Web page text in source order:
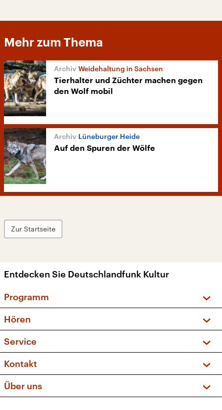
Mehr zum Thema
Weidehaltung in Sachsen
Tierhalter und Züchter machen gegen
den Wolf mobil
Lüneburger Heide
Auf den Spuren der Wölfe
Zur Startseite
Entdecken Sie Deutschlandfunk Kultur
Programm
Sendungen und Podcasts
Musikliste
Kakadu – Das Kinderprogramm
Hören
Frequenzen (UKW + DAB+)
Service
FAQ
Apps
Newsletter
Kontakt
Social Media
Über uns